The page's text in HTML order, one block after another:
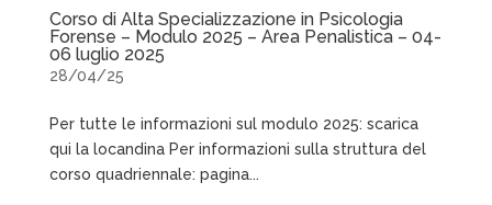
Corso di Alta Specializzazione in Psicologia
Forense – Modulo 2025 – Area Penalistica – 04-
06 luglio 2025
28/04/25
Per tutte le informazioni sul modulo 2025: scarica
qui la locandina Per informazioni sulla struttura del
corso quadriennale: pagina...